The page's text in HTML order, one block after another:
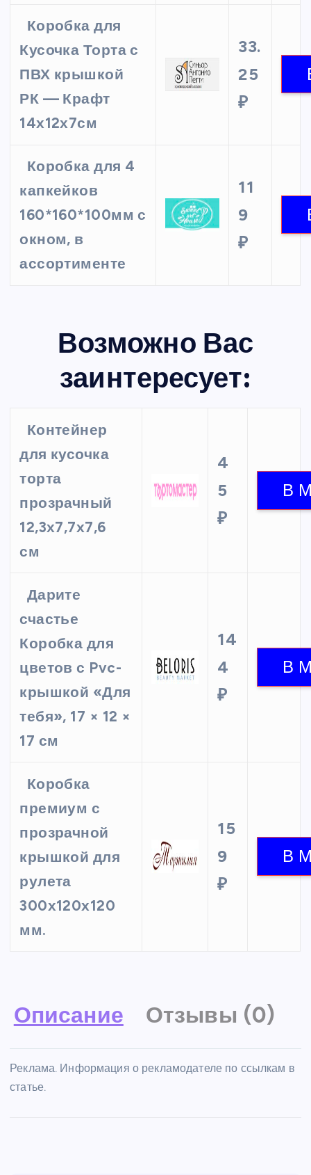
Коробка для
Кусочка Торта с
ПВХ крышкой
РК — Крафт
14х12х7см
33.
25
₽
Коробка для 4
капкейков
160*160*100мм с
окном, в
ассортименте
11
9
₽
Возможно Вас
заинтересует:
Контейнер
для кусочка
торта
прозрачный
12,3х7,7х7,6
см
4
5
₽
Дарите
счастье
Коробка для
цветов с Pvc-
крышкой «Для
тебя», 17 × 12 ×
17 см
14
4
₽
Коробка
премиум с
прозрачной
крышкой для
рулета
300х120х120​​​
мм.
15
9
₽
Описание Отзывы (0)
Реклама. Информация о рекламодателе по ссылкам в
статье.